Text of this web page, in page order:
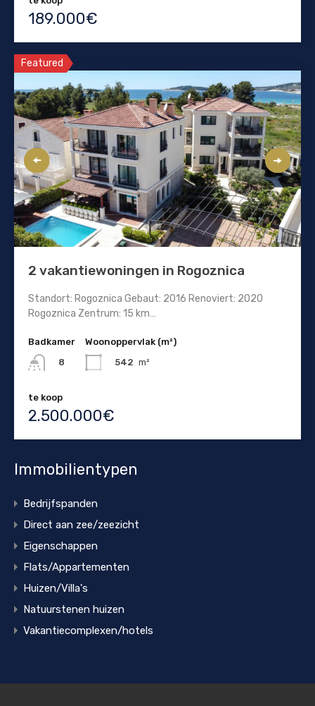
189.000€
Featured
2 vakantiewoningen in Rogoznica
Standort: Rogoznica Gebaut: 2016 Renoviert: 2020
Rogoznica Zentrum: 15 km…
Badkamer
8
Woonoppervlak (m²)
542 m²
te koop
2.500.000€
Immobilientypen
Bedrijfspanden
Direct aan zee/zeezicht
Eigenschappen
Flats/Appartementen
Huizen/Villa's
Natuurstenen huizen
Vakantiecomplexen/hotels